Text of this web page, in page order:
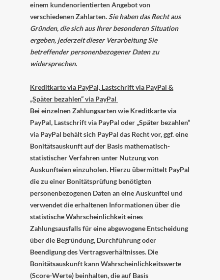
einem kundenorientierten Angebot von
verschiedenen Zahlarten.Sie haben das Recht aus
Gründen, die sich aus Ihrer besonderen Situation
ergeben, jederzeit dieser Verarbeitung Sie
betreffender personenbezogener Daten zu
widersprechen.
Kreditkarte via PayPal, Lastschrift via PayPal &
„Später bezahlen“ via PayPal
Bei einzelnen Zahlungsarten wie Kreditkarte via
PayPal, Lastschrift via PayPal oder „Später bezahlen“
via PayPal behält sich PayPal das Recht vor, ggf. eine
Bonitätsauskunft auf der Basis mathematisch-
statistischer Verfahren unter Nutzung von
Auskunfteien einzuholen. Hierzu übermittelt PayPal
die zu einer Bonitätsprüfung benötigten
personenbezogenen Daten an eine Auskunftei und
verwendet die erhaltenen Informationen über die
statistische Wahrscheinlichkeit eines
Zahlungsausfalls für eine abgewogene Entscheidung
über die Begründung, Durchführung oder
Beendigung des Vertragsverhältnisses. Die
Bonitätsauskunft kann Wahrscheinlichkeitswerte
(Score-Werte) beinhalten, die auf Basis